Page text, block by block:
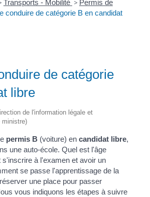
Transports - Mobilité > Permis de
conduire de catégorie B en candidat
de catégorie
libre
de l'information légale et
ministre)
permis B (voiture) encandidat libre,
une auto-école. Quel est l'âge
à l'examen et avoir un
se passe l'apprentissage de la
une place pour passer
vous indiquons les étapes à suivre